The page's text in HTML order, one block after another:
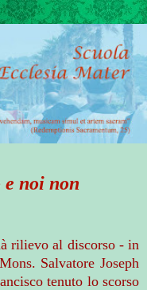
e noi non
rilievo al discorso - in
s. Salvatore Joseph
tenuto lo scorso